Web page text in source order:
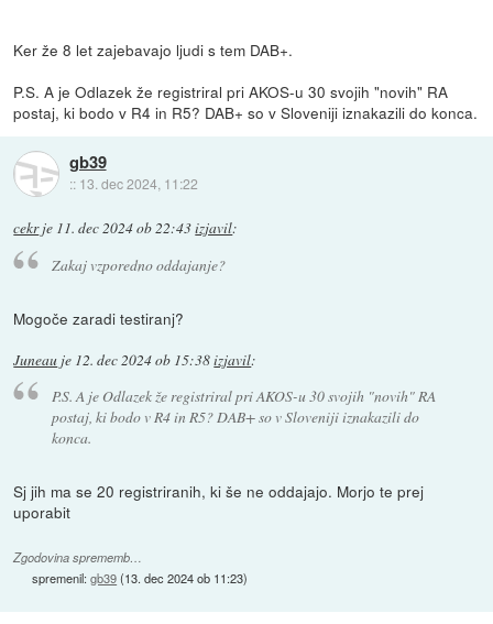
Ker že 8 let zajebavajo ljudi s tem DAB+.
P.S. A je Odlazek že registriral pri AKOS-u 30 svojih "novih" RA
postaj, ki bodo v R4 in R5? DAB+ so v Sloveniji iznakazili do konca.
gb39
:: 13. dec 2024, 11:22
cekrje 11. dec 2024 ob 22:43izjavil:
Zakaj vzporedno oddajanje?
Mogoče zaradi testiranj?
Juneau je 12. dec 2024 ob 15:38izjavil:
P.S. A je Odlazek že registriral pri AKOS-u 30 svojih "novih" RA
postaj, ki bodo v R4 in R5? DAB+ so v Sloveniji iznakazili do
konca.
Sj jih ma se 20 registriranih, ki še ne oddajajo. Morjo te prej
uporabit
Zgodovina sprememb…
spremenil:gb39(13. dec 2024 ob 11:23)